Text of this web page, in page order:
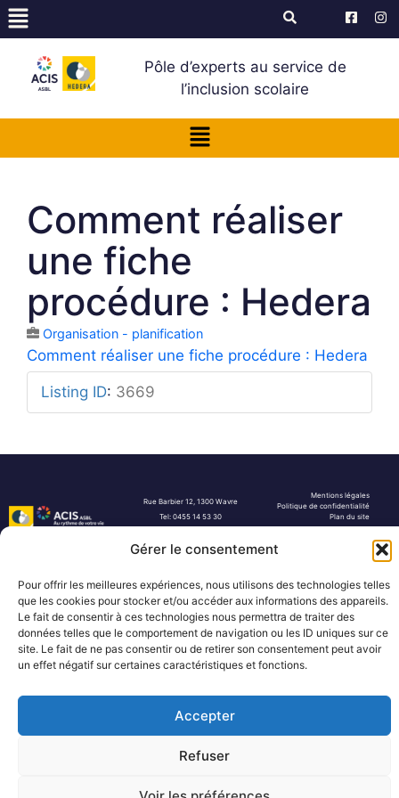
Gérer le consentement
Pour offrir les meilleures expériences, nous utilisons des technologies telles
que les cookies pour stocker et/ou accéder aux informations des appareils.
Le fait de consentir à ces technologies nous permettra de traiter des
données telles que le comportement de navigation ou les ID uniques sur ce
site. Le fait de ne pas consentir ou de retirer son consentement peut avoir
un effet négatif sur certaines caractéristiques et fonctions.
Accepter
Refuser
Pôle d’experts au service de
l’inclusion scolaire
Comment réaliser
une fiche
procédure : Hedera
Organisation - planification
Comment réaliser une fiche procédure : Hedera
Listing ID: 3669
Rue Barbier 12, 1300 Wavre
Tel: 0455 14 53 30
Mentions légales
Politique de confidentialité
Plan du site